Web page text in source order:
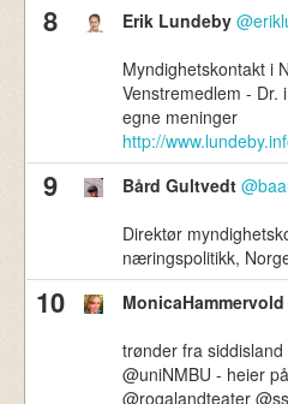
8 Erik Lundeby
Myndighetskontakt i
Venstremedlem - Dr.
egne meninger
http://
9 Bård Gultvedt
Direktør
næringspolitikk,
10 MonicaHammervold
trønder fra
@uniNMBU - heier
@rogalandteater